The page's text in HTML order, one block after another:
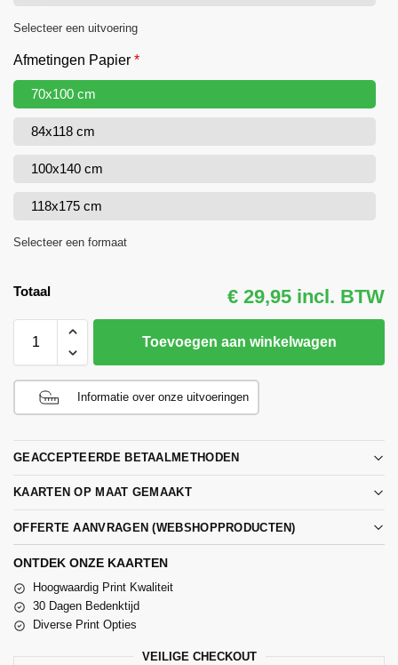
Selecteer een uitvoering
Afmetingen Papier *
70x100 cm
84x118 cm
100x140 cm
118x175 cm
Selecteer een formaat
Totaal € 29,95 incl. BTW
Toevoegen aan winkelwagen
Informatie over onze uitvoeringen
GEACCEPTEERDE BETAALMETHODEN
KAARTEN OP MAAT GEMAAKT
OFFERTE AANVRAGEN (WEBSHOPPRODUCTEN)
ONTDEK ONZE KAARTEN
Hoogwaardig Print Kwaliteit
30 Dagen Bedenktijd
Diverse Print Opties
VEILIGE CHECKOUT